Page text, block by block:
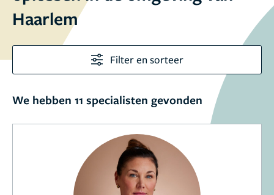
Haarlem
Filter en sorteer
We hebben 11 specialisten gevonden